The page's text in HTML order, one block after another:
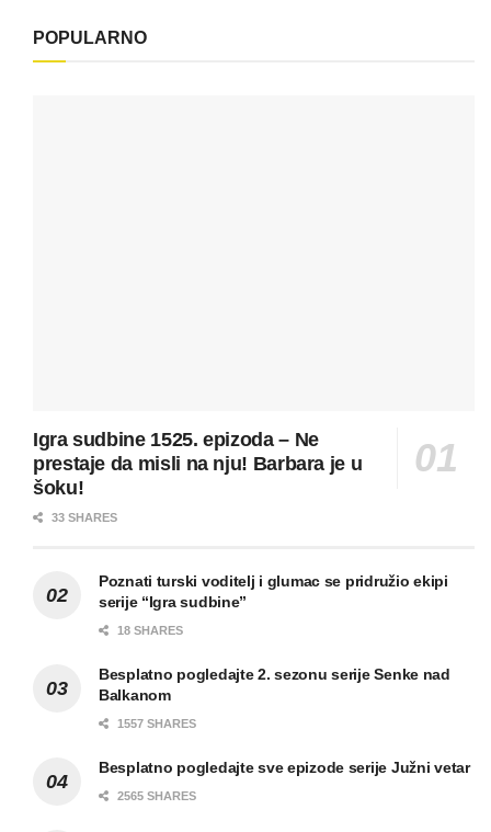
POPULARNO
Igra sudbine 1525. epizoda – Ne
prestaje da misli na nju! Barbara je u
šoku!
33 SHARES
Poznati turski voditelj i glumac se pridružio ekipi
serije “Igra sudbine”
18 SHARES
Besplatno pogledajte 2. sezonu serije Senke nad
Balkanom
1557 SHARES
Besplatno pogledajte sve epizode serije Južni vetar
2565 SHARES